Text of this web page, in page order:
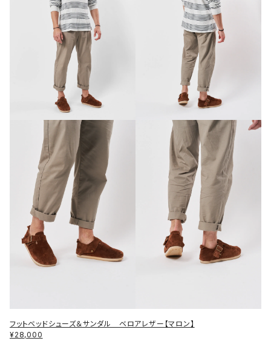
フットベッドシューズ＆サンダル ベロアレザー【マロン】
¥28,000